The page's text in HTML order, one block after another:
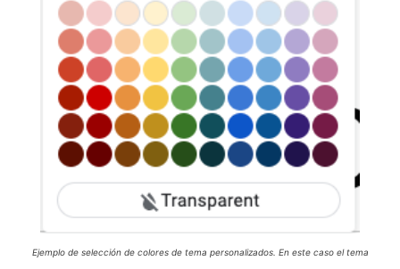
Ejemplo de selección de colores de tema personalizados. En este caso el tema